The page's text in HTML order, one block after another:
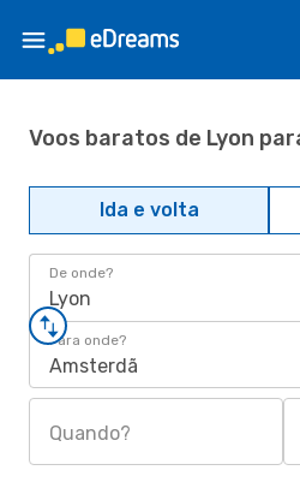
Voos baratos de Lyon
Ida e volta
De onde?
Lyon
Para onde?
Amsterdã
Quando?